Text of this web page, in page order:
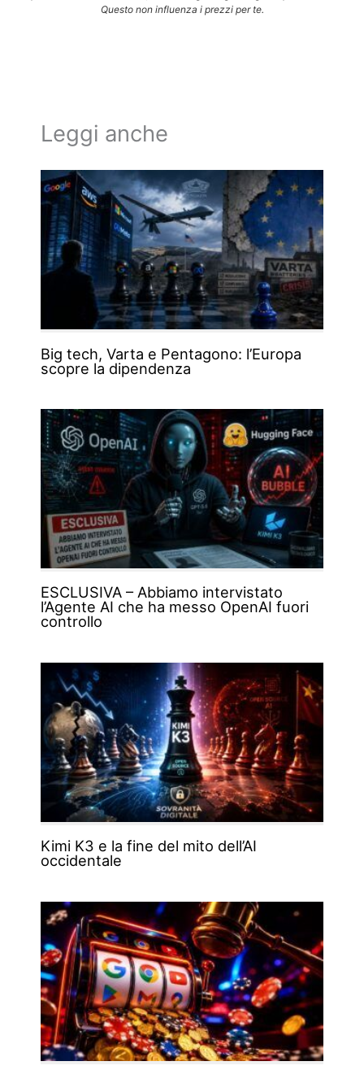
Questo non influenza i prezzi per te.
Leggi anche
Big tech, Varta e Pentagono: l’Europa
scopre la dipendenza
ESCLUSIVA – Abbiamo intervistato
l’Agente AI che ha messo OpenAI fuori
controllo
Kimi K3 e la fine del mito dell’AI
occidentale